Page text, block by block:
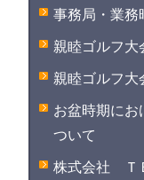
事務局・業
親睦ゴルフ大
親睦ゴルフ大
お盆時期にお
ついて
株式会社 Ｔ